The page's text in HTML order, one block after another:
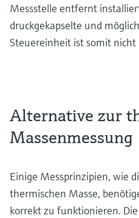
Messstelle entfernt
druckgekapselte und
Steuereinheit ist somit
Alternative zur
Massenmessung
Einige Messprinzipien, wie
thermischen Masse,
korrekt zu funktionieren.